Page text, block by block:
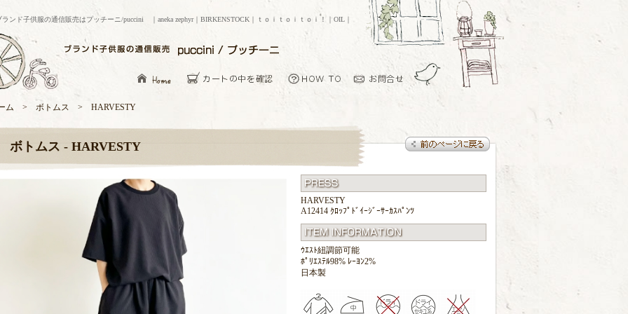
ランド子供服の通信販売はプッチーニ/puccini ｜aneka zephyr｜BIRKENSTOCK｜ｔｏｉｔｏｉｔｏｉ！｜OIL｜
ム > ボトムス > HARVESTY
ボトムス - HARVESTY
HARVESTY
A12414 ｸﾛｯﾌﾟﾄﾞｲｰｼﾞｰｻｰｶｽﾊﾟﾝﾂ
ｳｴｽﾄ紐調節可能
ﾎﾟﾘｴｽﾃﾙ98% ﾚｰﾖﾝ2%
日本製